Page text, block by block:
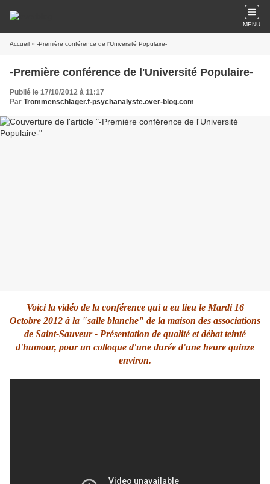
MENU
Accueil » -Première conférence de l'Université Populaire-
-Première conférence de l'Université Populaire-
Publié le 17/10/2012 à 11:17
Par Trommenschlager.f-psychanalyste.over-blog.com
Voici la vidéo de la conférence qui a eu lieu le Mardi 16
Octobre 2012 à la "salle blanche" de la maison des associations
de Saint-Sauveur - Présentation de qualité et débat teinté
d'humour, pour un colloque d'une durée d'une heure quinze
environ.